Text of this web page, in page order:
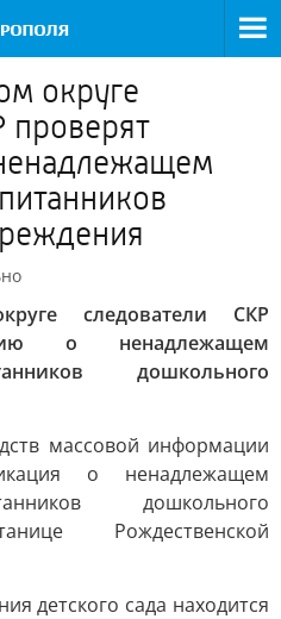
округе
проверят
следователи СКР
о ненадлежащем
дошкольного
массовой информации
о ненадлежащем
дошкольного
Рождественской
детского сада находится